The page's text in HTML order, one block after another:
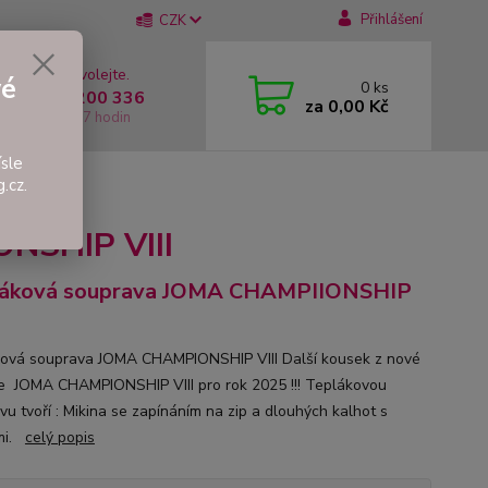
CZK Přihlášení
si rady? Zavolejte.
737 200 336
Pátek: 8 - 17 hodin
0 ks
za 0,00 Kč
VIII
VIII
souprava JOMA CHAMPIIONSHIP
souprava JOMA CHAMPIONSHIP VIII Další kousek z nové
JOMA CHAMPIONSHIP VIII pro rok 2025 !!! Teplákovou
tvoří : Mikina se zapínáním na zip a dlouhých kalhot s
celý popis